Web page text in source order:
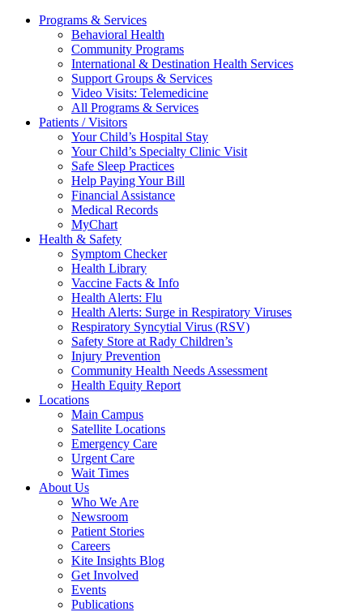
Programs & Services
Behavioral Health
Community Programs
International & Destination Health Services
Support Groups & Services
Video Visits: Telemedicine
All Programs & Services
Patients / Visitors
Your Child’s Hospital Stay
Your Child’s Specialty Clinic Visit
Safe Sleep Practices
Help Paying Your Bill
Financial Assistance
Medical Records
MyChart
Health & Safety
Symptom Checker
Health Library
Vaccine Facts & Info
Health Alerts: Flu
Health Alerts: Surge in Respiratory Viruses
Respiratory Syncytial Virus (RSV)
Safety Store at Rady Children’s
Injury Prevention
Community Health Needs Assessment
Health Equity Report
Locations
Main Campus
Satellite Locations
Emergency Care
Urgent Care
Wait Times
About Us
Who We Are
Newsroom
Patient Stories
Careers
Kite Insights Blog
Get Involved
Events
Publications